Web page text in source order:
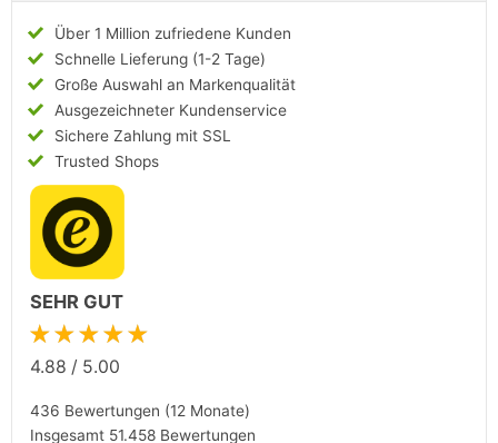
Über 1 Million zufriedene Kunden
Schnelle Lieferung (1-2 Tage)
Große Auswahl an Markenqualität
Ausgezeichneter Kundenservice
Sichere Zahlung mit SSL
Trusted Shops
SEHR GUT
★★★★★
4.88 / 5.00
436 Bewertungen (12 Monate)
Insgesamt 51.458 Bewertungen